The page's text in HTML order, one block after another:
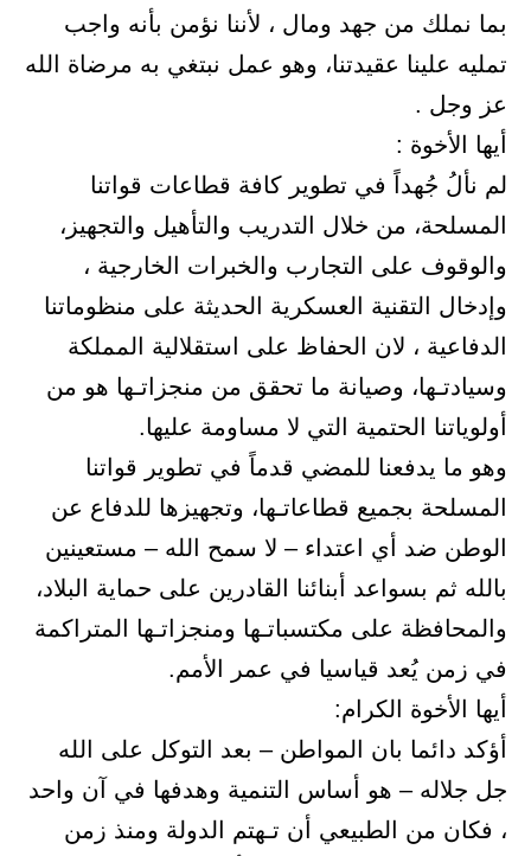
بما نملك من جهد ومال ، لأننا نؤمن بأنه واجب
تمليه علينا عقيدتنا، وهو عمل نبتغي به مرضاة الله
عز وجل .
أيها الأخوة :
لم نألُ جُهداً في تطوير كافة قطاعات قواتنا
المسلحة، من خلال التدريب والتأهيل والتجهيز،
والوقوف على التجارب والخبرات الخارجية ،
وإدخال التقنية العسكرية الحديثة على منظوماتنا
الدفاعية ، لان الحفاظ على استقلالية المملكة
وسيادتـها، وصيانة ما تحقق من منجزاتـها هو من
أولوياتنا الحتمية التي لا مساومة عليها.
وهو ما يدفعنا للمضي قدماً في تطوير قواتنا
المسلحة بجميع قطاعاتـها، وتجهيزها للدفاع عن
الوطن ضد أي اعتداء – لا سمح الله – مستعينين
بالله ثم بسواعد أبنائنا القادرين على حماية البلاد،
والمحافظة على مكتسباتـها ومنجزاتـها المتراكمة
في زمن يُعد قياسيا في عمر الأمم.
أيها الأخوة الكرام:
أؤكد دائما بان المواطن – بعد التوكل على الله
جل جلاله – هو أساس التنمية وهدفها في آن واحد
، فكان من الطبيعي أن تـهتم الدولة ومنذ زمن